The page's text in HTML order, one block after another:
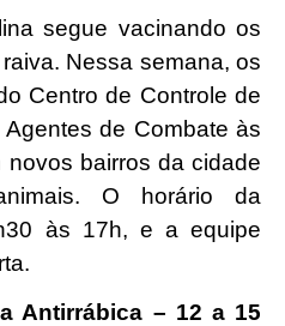
segue vacinando os
Nessa semana, os
Centro de Controle de
de Combate às
bairros da cidade
O horário da
às 17h, e a equipe
Antirrábica – 12 a 15